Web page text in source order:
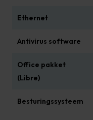
Ethernet
Antivirus software
Office pakket
(Libre)
Besturingssysteem